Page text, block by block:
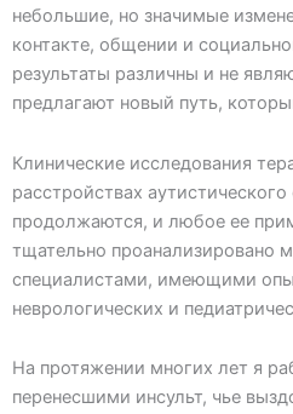
небольшие, но значимые
контакте, общении и
результаты различны и не
предлагают новый путь,
Клинические исследования
расстройствах
продолжаются, и любое ее
тщательно проанализировано
специалистами, имеющими
неврологических и
На протяжении многих лет я
перенесшими инсульт, чье